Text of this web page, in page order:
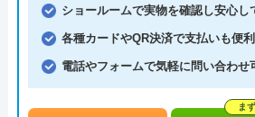
ショールームで実物を確認し安心し
各種カードやQR決済で支払いも便利
電話やフォームで気軽に問い合わせ
ま